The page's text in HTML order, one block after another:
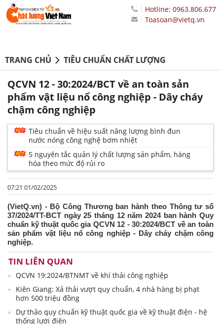
Hotline: 0963.806.677
Toasoan@vietq.vn
TRANG CHỦ TIÊU CHUẨN CHẤT LƯỢNG
QCVN 12 - 30:2024/BCT về an toàn sản
phẩm vật liệu nổ công nghiệp - Dây cháy
chậm công nghiệp
Tiêu chuẩn về hiệu suất năng lượng bình đun
nước nóng công nghệ bơm nhiệt
5 nguyên tắc quản lý chất lượng sản phẩm, hàng
hóa theo mức độ rủi ro
07:21 01/02/2025
(VietQ.vn) - Bộ Công Thương ban hành theo Thông tư số
37/2024/TT-BCT ngày 25 tháng 12 năm 2024 ban hành Quy
chuẩn kỹ thuật quốc gia QCVN 12 - 30:2024/BCT về an toàn
sản phẩm vật liệu nổ công nghiệp - Dây cháy chậm công
nghiệp.
TIN LIÊN QUAN
QCVN 19:2024/BTNMT về khí thải công nghiệp
Kiên Giang: Xả thải vượt quy chuẩn, 4 nhà hàng bị phạt
hơn 500 triệu đồng
Dự thảo quy chuẩn kỹ thuật quốc gia về kỹ thuật điện - hệ
thống lưới điện